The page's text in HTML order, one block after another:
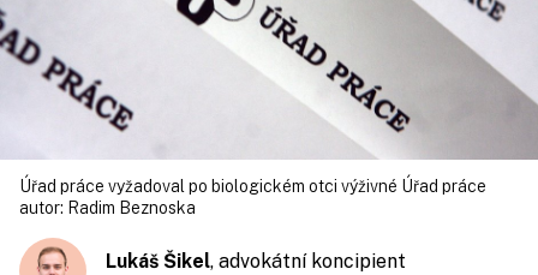
Úřad práce vyžadoval po biologickém otci výživné Úřad práce
autor: Radim Beznoska
Lukáš Šikel, advokátní koncipient